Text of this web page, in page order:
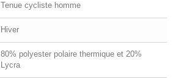
Tenue cycliste homme
Hiver
80% polyester polaire thermique et 20%
Lycra